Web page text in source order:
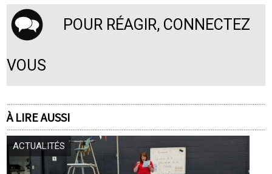
POUR RÉAGIR, CONNECTEZ
VOUS
À LIRE AUSSI
ACTUALITÉS